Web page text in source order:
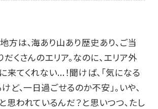
方は、海あり山あり歴史あり、ご当
くさんのエリア。なのに、エリア外
てくれない...！聞けば、「気になる
ど、一日過ごせるのか不安」。いや、
思われているんだ？と思いつつ、たし